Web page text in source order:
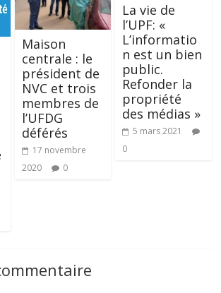
Maison
centrale : le
président de
NVC et trois
membres de
l’UFDG
déférés
17 novembre
2020
0
La vie de
l’UPF: «
L’informatio
n est un bien
public.
Refonder la
propriété
des médias »
5 mars 2021
0